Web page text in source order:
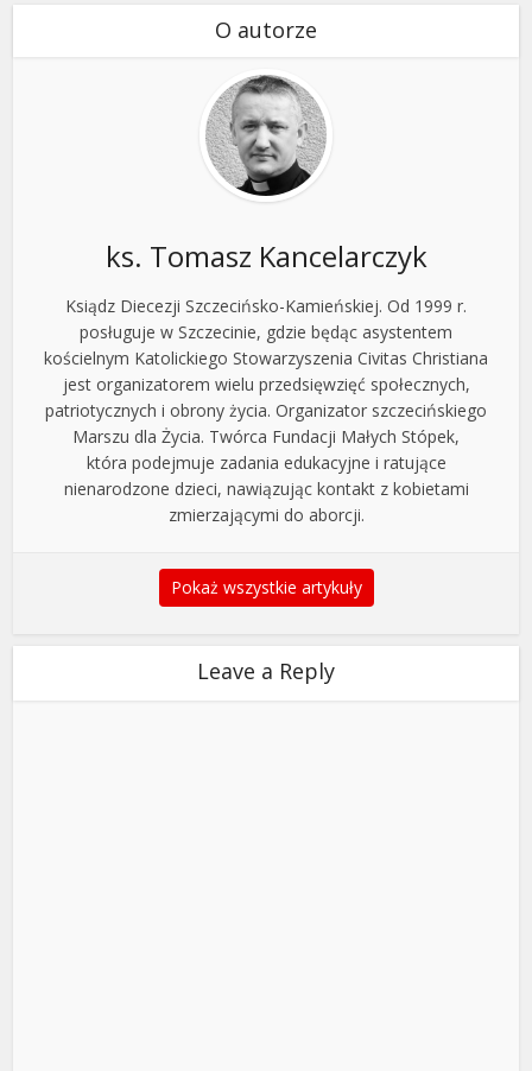
O autorze
ks. Tomasz Kancelarczyk
Ksiądz Diecezji Szczecińsko-Kamieńskiej. Od 1999 r.
posługuje w Szczecinie, gdzie będąc asystentem
kościelnym Katolickiego Stowarzyszenia Civitas Christiana
jest organizatorem wielu przedsięwzięć społecznych,
patriotycznych i obrony życia. Organizator szczecińskiego
Marszu dla Życia. Twórca Fundacji Małych Stópek,
która podejmuje zadania edukacyjne i ratujące
nienarodzone dzieci, nawiązując kontakt z kobietami
zmierzającymi do aborcji.
Pokaż wszystkie artykuły
Leave a Reply